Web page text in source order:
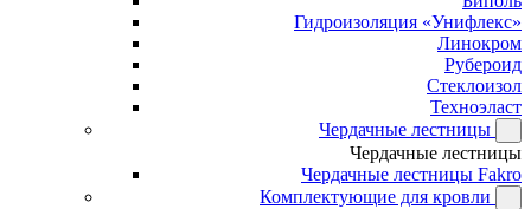
Гидроизоляция «Унифлекс»
Линокром
Рубероид
Стеклоизол
Техноэласт
Чердачные лестницы
Чердачные лестницы
Чердачные лестницы Fakro
Комплектующие для кровли